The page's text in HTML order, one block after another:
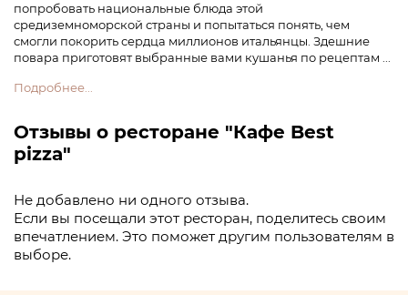
попробовать национальные блюда этой
средиземноморской страны и попытаться понять, чем
смогли покорить сердца миллионов итальянцы. Здешние
повара приготовят выбранные вами кушанья по рецептам ...
Подробнее...
Отзывы о ресторане "Кафе Best
pizza"
Не добавлено ни одного отзыва.
Если вы посещали этот ресторан, поделитесь своим
впечатлением. Это поможет другим пользователям в
выборе.